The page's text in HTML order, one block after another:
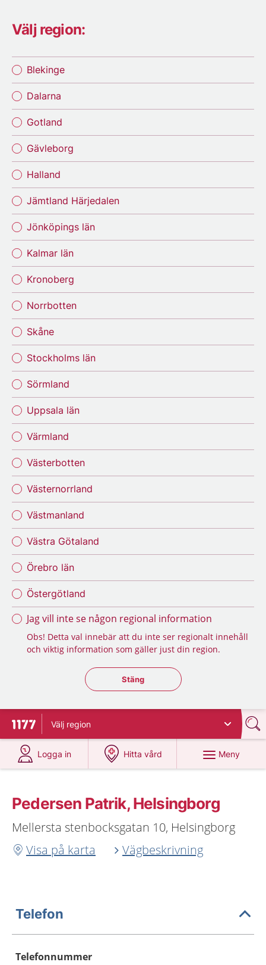
Välj region:
Blekinge
Dalarna
Gotland
Gävleborg
Halland
Jämtland Härjedalen
Jönköpings län
Kalmar län
Kronoberg
Norrbotten
Skåne
Stockholms län
Sörmland
Uppsala län
Värmland
Västerbotten
Västernorrland
Västmanland
Västra Götaland
Örebro län
Östergötland
Jag vill inte se någon regional information
Obs! Detta val innebär att du inte ser regionalt innehåll
och viktig information som gäller just din region.
Stäng regionsväljaren
Stäng
Till startsidan för 1177
Välj region
Logga in
på 1177.se
Hitta vård
på 1177.se
Meny
Pedersen Patrik, Helsingborg
Mellersta stenbocksgatan 10, Helsingborg
Visa på karta
Vägbeskrivning
Telefon
Telefonnummer